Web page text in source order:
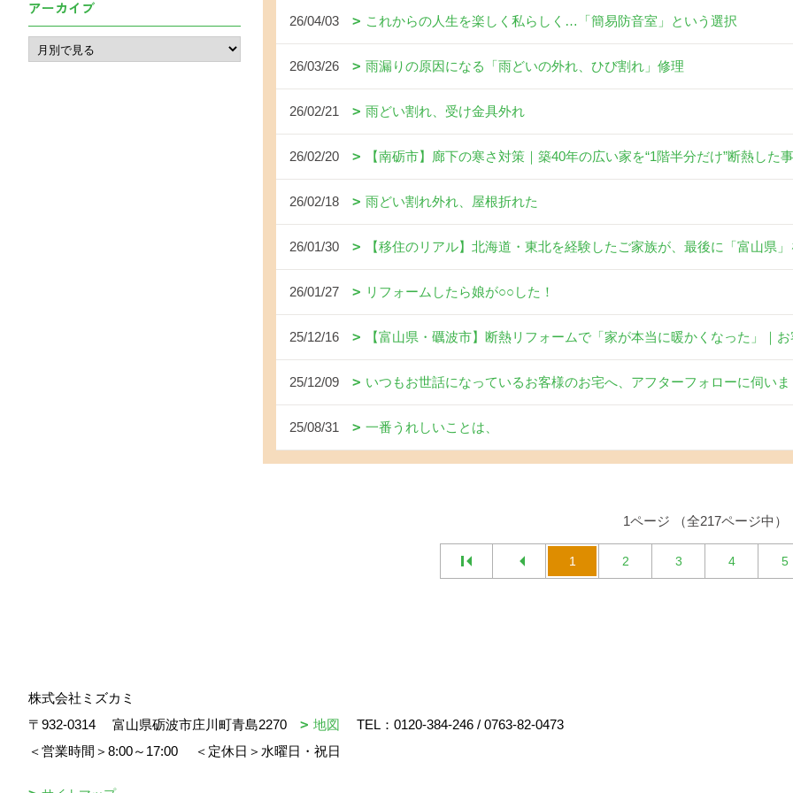
26/04/03 これからの人生を楽しく私らしく…「簡易防音室」という選択
26/03/26 雨漏りの原因になる「雨どいの外れ、ひび割れ」修理
26/02/21 雨どい割れ、受け金具外れ
26/02/20 【南砺市】廊下の寒さ対策｜築40年の広い家を“1階半分だけ”断熱した
26/02/18 雨どい割れ外れ、屋根折れた
26/01/30 【移住のリアル】北海道・東北を経験したご家族が、最後に「富山県
26/01/27 リフォームしたら娘が○○した！
25/12/16 【富山県・礪波市】断熱リフォームで「家が本当に暖かくなった」｜
25/12/09 いつもお世話になっているお客様のお宅へ、アフターフォローに伺い
25/08/31 一番うれしいことは、
1ページ （全217ページ中）
1 2 3 4 5
アーカイブ
株式会社ミズカミ
〒932-0314
富山県砺波市庄川町青島2270 地図 TEL： 0120-384-246 / 0763-82-0473
＜営業時間＞8:00～17:00
＜定休日＞水曜日・祝日